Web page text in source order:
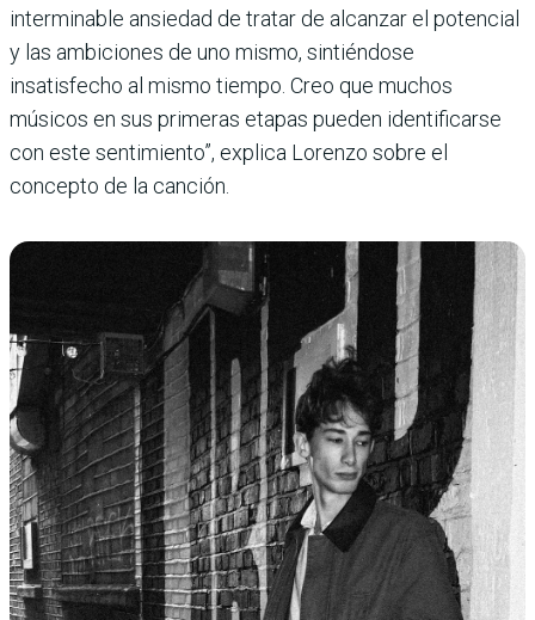
interminable ansiedad de tratar de alcanzar el potencial
y las ambiciones de uno mismo, sintiéndose
insatisfecho al mismo tiempo. Creo que muchos
músicos en sus primeras etapas pueden identificarse
con este sentimiento”, explica Lorenzo sobre el
concepto de la canción.